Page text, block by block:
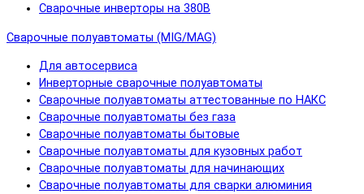
Сварочные инверторы на 380В
Сварочные полуавтоматы (MIG/MAG)
Для автосервиса
Инверторные сварочные полуавтоматы
Сварочные полуавтоматы аттестованные по НАКС
Сварочные полуавтоматы без газа
Сварочные полуавтоматы бытовые
Сварочные полуавтоматы для кузовных работ
Сварочные полуавтоматы для начинающих
Сварочные полуавтоматы для сварки алюминия